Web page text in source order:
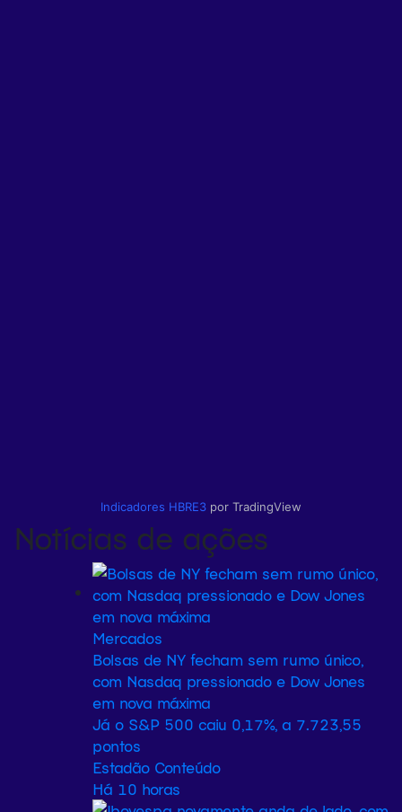
Indicadores HBRE3 por TradingView
Notícias de ações
Mercados
Bolsas de NY fecham sem rumo único,
com Nasdaq pressionado e Dow Jones
em nova máxima
Já o S&P 500 caiu 0,17%, a 7.723,55
pontos
Estadão Conteúdo
Há 10 horas